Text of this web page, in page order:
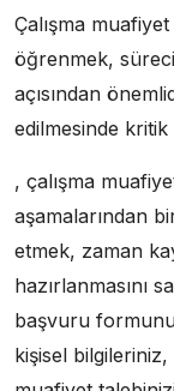
Çalışma
öğrenmek,
açısından
edilmesinde
, çalışma
aşamalarından
etmek, zaman
hazırlanmasını
başvuru
kişisel bilgileriniz,